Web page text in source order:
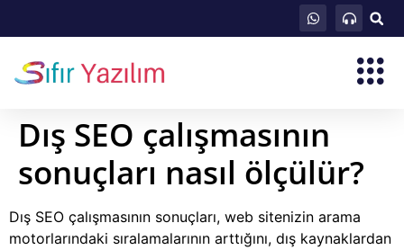
Dış SEO çalışmasının
sonuçları nasıl ölçülür?
Dış SEO çalışmasının sonuçları, web sitenizin arama
motorlarındaki sıralamalarının arttığını, dış kaynaklardan